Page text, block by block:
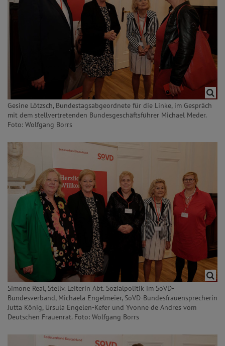
Gesine Lötzsch, Bundestagsabgeordnete für die Linke, im Gespräch
mit dem stellvertretenden Bundesgeschäftsführer Michael Meder.
Foto: Wolfgang Borrs
Simone Real, Stellv. Leiterin Abt. Sozialpolitik im SoVD-
Bundesverband, Michaela Engelmeier, SoVD-Bundesfrauensprecherin
Jutta König, Ursula Engelen-Kefer und Yvonne de Andres vom
Deutschen Frauenrat. Foto: Wolfgang Borrs